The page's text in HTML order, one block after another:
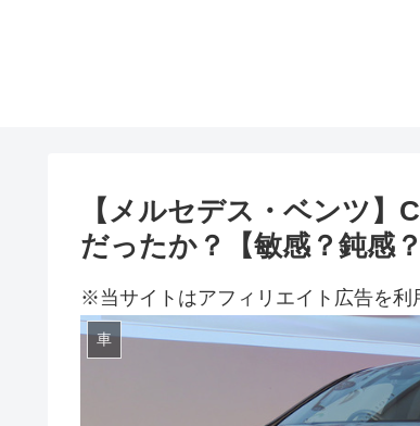
【メルセデス・ベンツ】
だったか？【敏感？鈍感？
※当サイトはアフィリエイト広告を利
車